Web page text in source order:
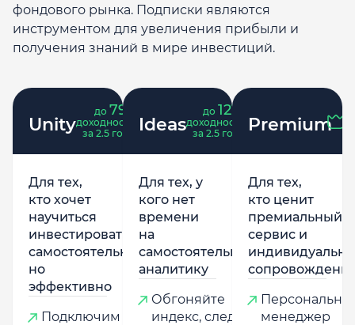
фондового рынка. Подписки являются
инструментом для увеличения прибыли и
получения знаний в мире инвестиций.
Unity
до 79
доходность
за 2.5 года
Для тех,
кто хочет
научиться
инвестировать
самостоятельно,
но
эффективно
Подключим
Ideas
до 121
доходность
за 2.5 года
Для тех, у
кого нет
времени
на
самостоятельную
аналитику
Обгоняйте
индекс, следуя
Premium
Для тех,
кто ценит
премиальный
сервис и
менеджер